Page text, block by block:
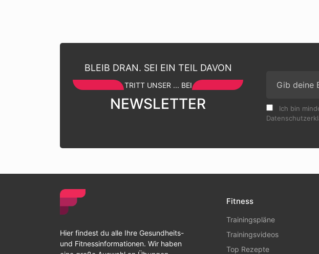
BLEIB DRAN. SEI EIN TEIL DAVON
TRITT UNSER ... BEI
NEWSLETTER
Ich bin
Hier findest du alle Ihre Gesundheits-
und Fitnessinformationen. Wir haben
Fitness
Trainingspläne
Trainingsvideos
Top Rezepte